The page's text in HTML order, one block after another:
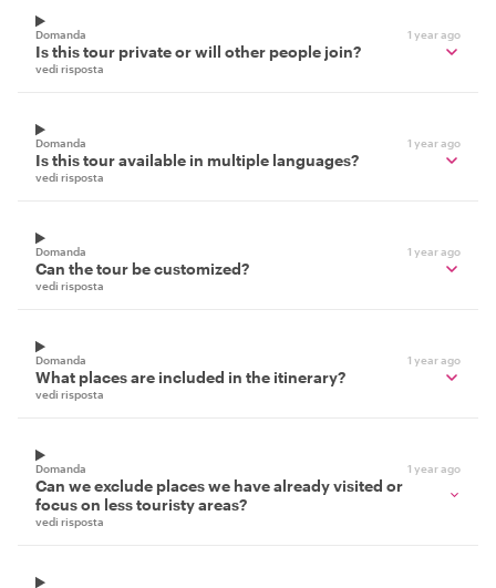
Domanda 1 year ago
Is this tour private or will other people join?
vedi risposta
Domanda 1 year ago
Is this tour available in multiple languages?
vedi risposta
Domanda 1 year ago
Can the tour be customized?
vedi risposta
Domanda 1 year ago
What places are included in the itinerary?
vedi risposta
Domanda 1 year ago
Can we exclude places we have already visited or
focus on less touristy areas?
vedi risposta